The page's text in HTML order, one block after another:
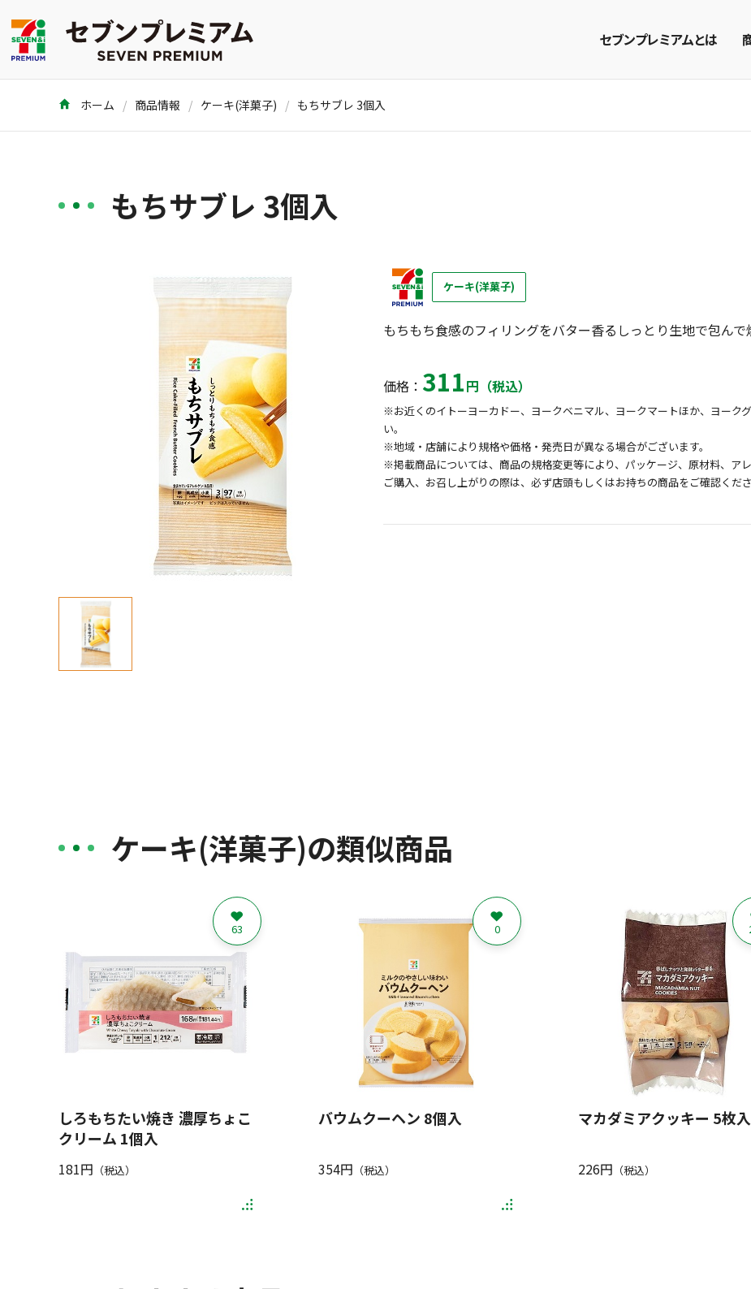
セブンプレミアムとは
ホーム 商品情報 ケーキ(洋菓子) もちサブレ 3個入
もちサブレ 3個入
ケーキ(洋菓子)
もちもち食感のフィリングをバター香るしっとり生地で包んで
価格： 311円（税込）
※お近くのイトーヨーカドー、ヨークベニマル、ヨークマートほか、ヨーク
い。
※地域・店舗により規格や価格・発売日が異なる場合がございます。
※掲載商品については、商品の規格変更等により、パッケージ、原材料、ア
ご購入、お召し上がりの際は、必ず店頭もしくはお持ちの商品をご確認くださ
ケーキ(洋菓子)の類似商品
しろもちたい焼き 濃厚ちょこ
クリーム 1個入
181円 （税込）
63
バウムクーヘン 8個入
354円 （税込）
0
マカダミアクッキー 5枚入
226円 （税込）